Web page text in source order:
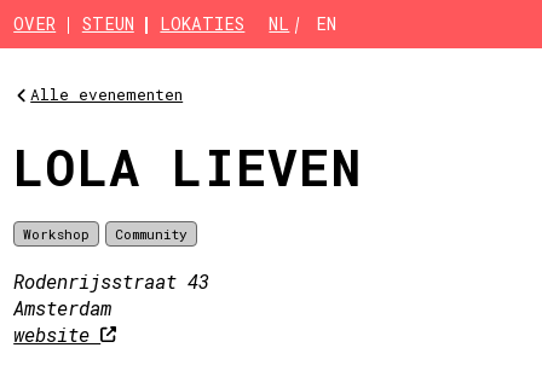
Skip to main content
OVER STEUN LOKATIES NL EN
Alle evenementen
LOLA LIEVEN
Workshop Community
Rodenrijsstraat 43
Amsterdam
website